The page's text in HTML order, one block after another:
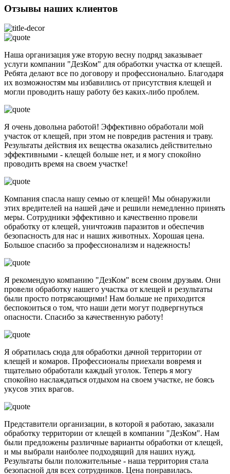
Отзывы наших клиентов
Наша организация уже вторую весну подряд заказывает
услуги компании "ДезКом" для обработки участка от клещей.
Ребята делают все по договору и профессионально. Благодаря
их возможностям мы избавились от присутствия клещей и
могли проводить нашу работу без каких-либо проблем.
Я очень довольна работой! Эффективно обработали мой
участок от клещей, при этом не повредив растения и траву.
Результаты действия их вещества оказались действительно
эффективными - клещей больше нет, и я могу спокойно
проводить время на своем участке!
Компания спасла нашу семью от клещей! Мы обнаружили
этих вредителей на нашей даче и решили немедленно принять
меры. Сотрудники эффективно и качественно провели
обработку от клещей, уничтожив паразитов и обеспечив
безопасность для нас и наших животных. Хорошая цена.
Большое спасибо за профессионализм и надежность!
Я рекомендую компанию "ДезКом" всем своим друзьям. Они
провели обработку нашего участка от клещей и результаты
были просто потрясающими! Нам больше не приходится
беспокоиться о том, что наши дети могут подвергнуться
опасности. Спасибо за качественную работу!
Я обратилась сюда для обработки дачной территории от
клещей и комаров. Профессионалы приехали вовремя и
тщательно обработали каждый уголок. Теперь я могу
спокойно наслаждаться отдыхом на своем участке, не боясь
укусов этих врагов.
Представители организации, в которой я работаю, заказали
обработку территории от клещей в компании "ДезКом". Нам
были предложены различные варианты обработки от клещей,
и мы выбрали наиболее подходящий для наших нужд.
Результаты были положительные - наша территория стала
безопасной для всех сотрудников. Цена понравилась.